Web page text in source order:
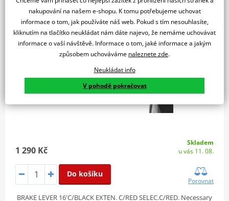
skládací červená/červená
1 290 Kč
Skladem
u vás 11. 08.
Do košíku
Porovnat
BRAKE LEVER 16'C/BLACK EXTEN. C/RED SELEC.C/RED. Necessary
nakupování na našem e-shopu. K tomu potřebujeme uchovat
informace o tom, jak používáte náš web. Pokud s tím nesouhlasíte,
kliknutím na tlačítko neukládat nám dáte najevo, že nemáme uchovávat
informace o vaší návštěvě. Informace o tom, jaké informace a jakým
způsobem uchováváme naleznete zde.
Neukládat info
V pohodě pokračovat